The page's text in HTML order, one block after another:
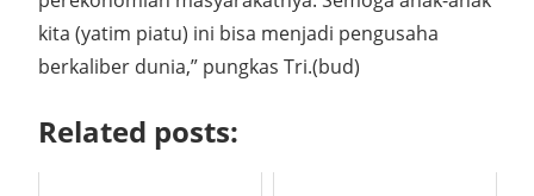
kita (yatim piatu) ini bisa menjadi pengusaha
berkaliber dunia,” pungkas Tri.(bud)
Related posts: